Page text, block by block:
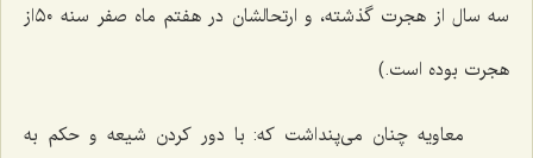
سه سال از هجرت گذشته، و ارتحالشان در هفتم ماه صفر سنه ٥٠از
هجرت بوده است.)
معاویه چنان مى‌پنداشت که: با دور کردن شیعه و حکم به